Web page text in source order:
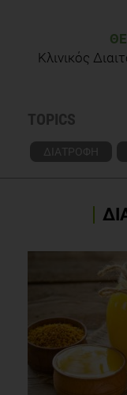
Κλινικός
TOPICS
ΔΙΑΤΡΟΦΗ